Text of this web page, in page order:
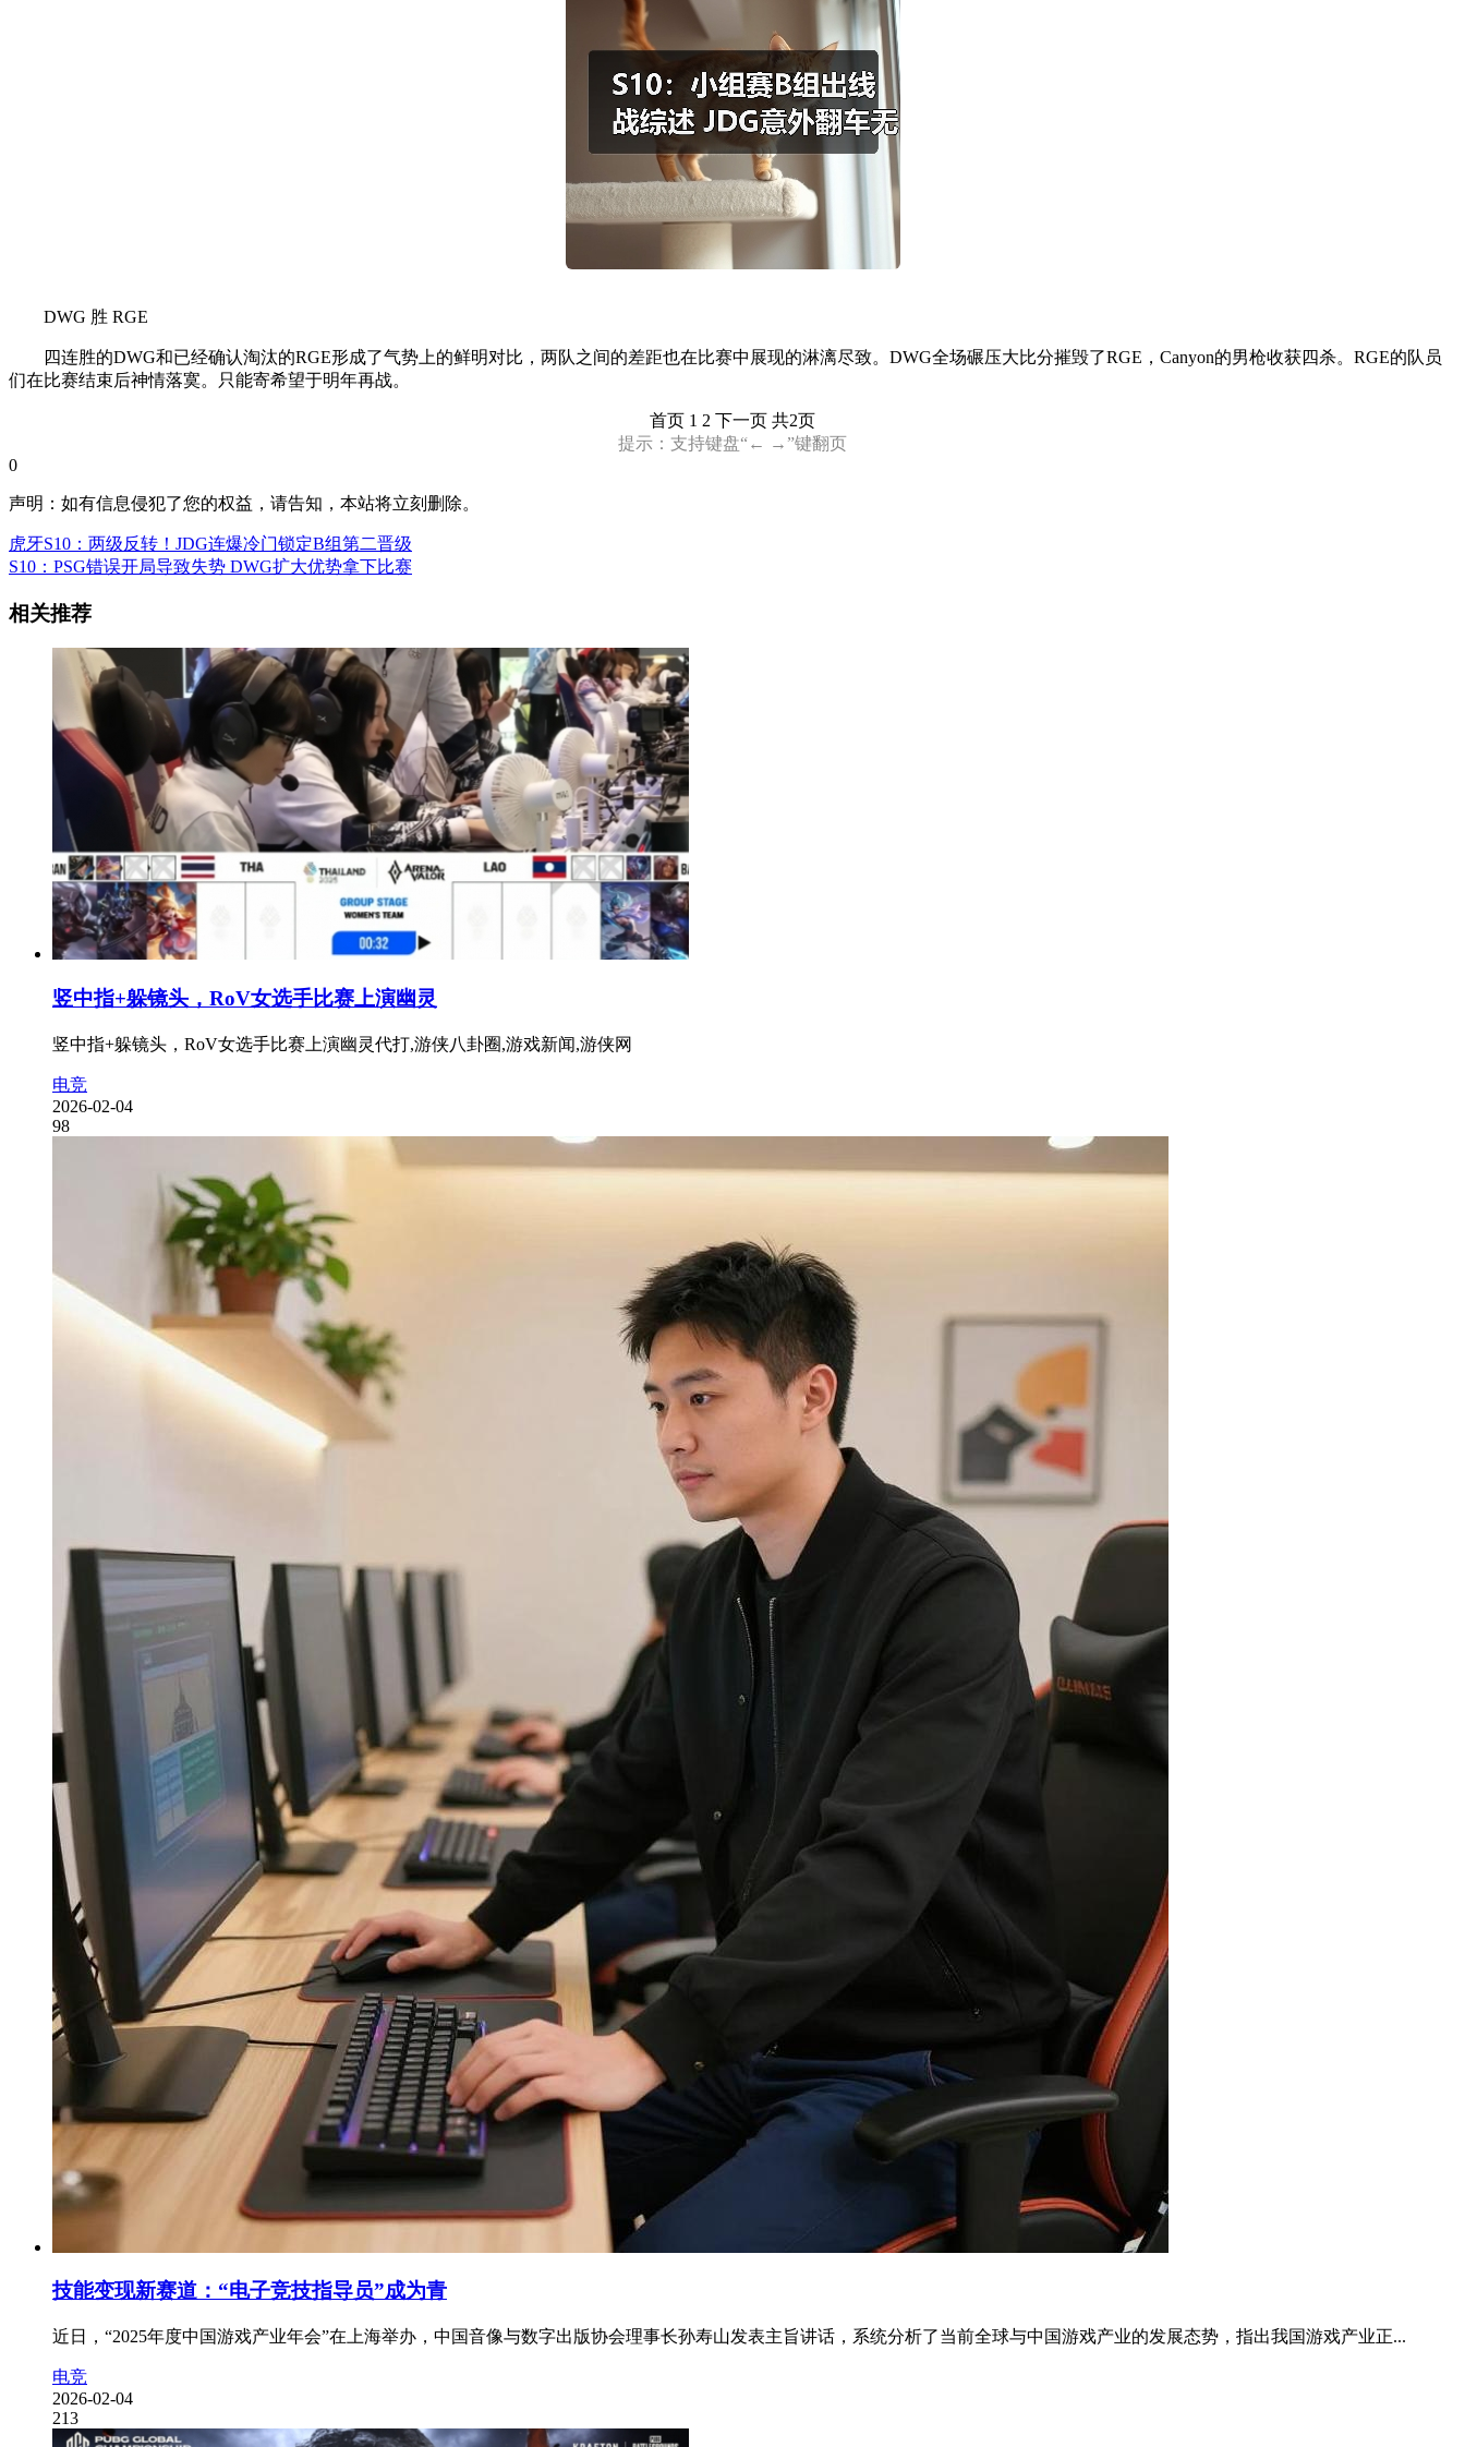
DWG 胜 RGE
四连胜的DWG和已经确认淘汰的RGE形成了气势上的鲜明对比，两队之间的差距也在比赛中展现的淋漓尽致。DWG全场碾压大比分摧毁了RGE，Canyon的男枪收获四杀。RGE的队员
们在比赛结束后神情落寞。只能寄希望于明年再战。
首页 1 2 下一页 共2页
提示：支持键盘“← →”键翻页
0
声明：如有信息侵犯了您的权益，请告知，本站将立刻删除。
虎牙S10：两级反转！JDG连爆冷门锁定B组第二晋级
S10：PSG错误开局导致失势 DWG扩大优势拿下比赛
相关推荐
竖中指+躲镜头，RoV女选手比赛上演幽灵
竖中指+躲镜头，RoV女选手比赛上演幽灵代打,游侠八卦圈,游戏新闻,游侠网
电竞
2026-02-04
98
技能变现新赛道：“电子竞技指导员”成为青
近日，“2025年度中国游戏产业年会”在上海举办，中国音像与数字出版协会理事长孙寿山发表主旨讲话，系统分析了当前全球与中国游戏产业的发展态势，指出我国游戏产业正...
电竞
2026-02-04
213